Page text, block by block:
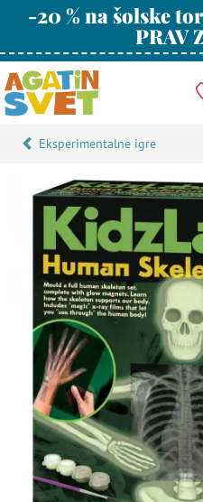
-20 % na šolske
PRAV
Eksperimentalne igre